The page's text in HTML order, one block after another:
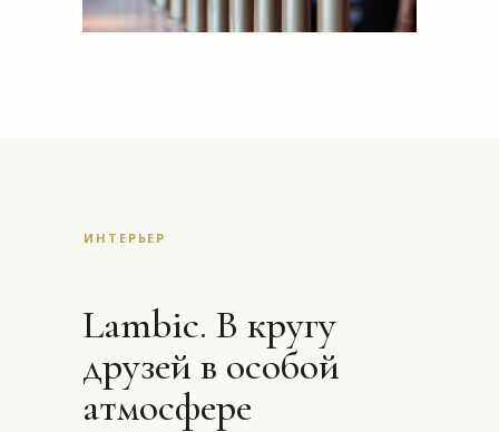
ИНТЕРЬЕР
Lambic. В кругу
друзей в особой
атмосфере